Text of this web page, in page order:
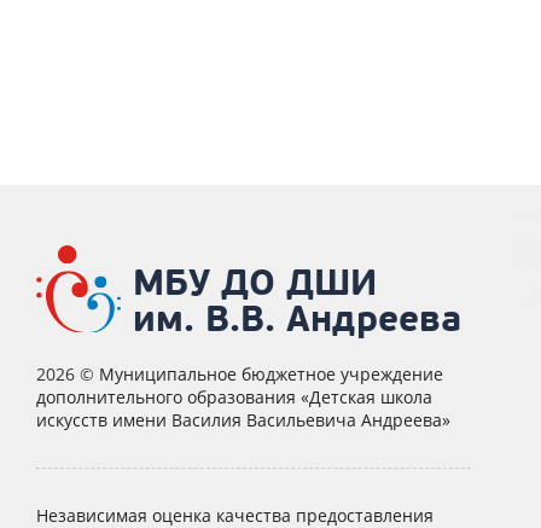
МБУ ДО ДШИ
им. В.В. Андреева
2026 © Муниципальное бюджетное учреждение
дополнительного образования «Детская школа
искусств имени Василия Васильевича Андреева»
Независимая оценка качества предоставления